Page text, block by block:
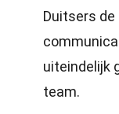
Duitsers de
uiteindelijk
team.